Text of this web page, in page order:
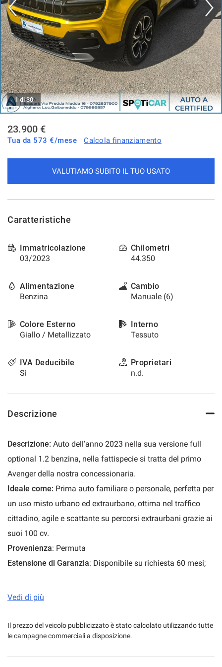
NEWS
1 di 30
23.900 €
Tua da 573 €/mese Calcola finanziamento
VALUTIAMO SUBITO IL TUO USATO
Caratteristiche
Immatricolazione
03/2023
Chilometri
44.350
Alimentazione
Benzina
Cambio
Manuale (6)
Colore Esterno
Giallo / Metallizzato
Interno
Tessuto
IVA Deducibile
Si
Proprietari
n.d.
Descrizione
Descrizione: Auto dell’anno 2023 nella sua versione full
optional 1.2 benzina, nella fattispecie si tratta del primo
Avenger della nostra concessionaria.
Ideale come: Prima auto familiare o personale, perfetta per
un uso misto urbano ed extraurbano, ottima nel traffico
cittadino, agile e scattante su percorsi extraurbani grazie ai
suoi 100 cv.
Provenienza: Permuta
Estensione di Garanzia: Disponibile su richiesta 60 mesi;
Finanziabile
Dove: Disponibile anche per Test Drive a Sassari in Via
Predda Niedda 16 Tel: 0792537959 oppure su richiesta ad
Vedi di più
Il prezzo del veicolo pubblicizzato è stato calcolato utilizzando tutte
le campagne commerciali a disposizione.
tracciamento
che
adottiamo
per
offrire
le
funzionalità
e
svolgere
le
attività
di
descritte.
Per
informazioni
sull'utilità
sul
di
strumenti
di
tracciamento
rimanda
alla
cookie
Puoi
rivedere
le
tue
momento.
Cookie necessari
Cookie delle preferenze
Cookie per il miglioramento dell'esperienza utente
Leggi
cookie